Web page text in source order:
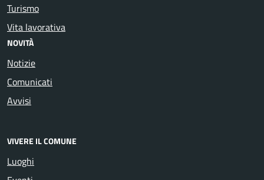
Turismo
Vita lavorativa
NOVITÀ
Notizie
Comunicati
Avvisi
VIVERE IL COMUNE
Luoghi